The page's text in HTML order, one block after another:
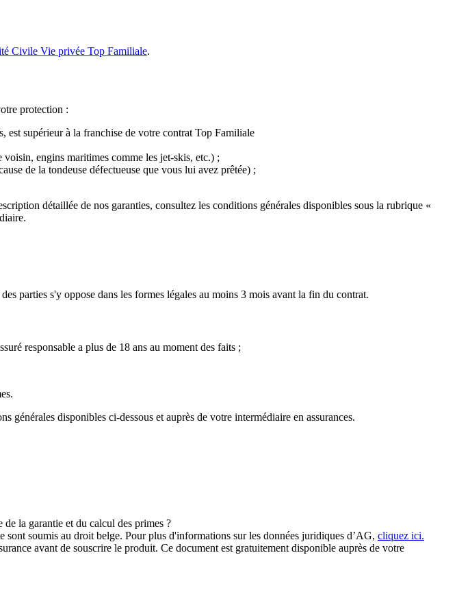
Civile Vie privée Top Familiale.
protection :
est supérieur à la franchise de votre contrat Top Familiale
engins maritimes comme les jet-skis, etc.) ;
de la tondeuse défectueuse que vous lui avez prêtée) ;
détaillée de nos garanties, consultez les conditions générales disponibles sous la rubrique «
parties s'y oppose dans les formes légales au moins 3 mois avant la fin du contrat.
responsable a plus de 18 ans au moment des faits ;
générales disponibles ci-dessous et auprès de votre intermédiaire en assurances.
de la garantie et du calcul des primes ?
sont soumis au droit belge. Pour plus d'informations sur les données juridiques d’AG, cliquez ici.
avant de souscrire le produit. Ce document est gratuitement disponible auprès de votre